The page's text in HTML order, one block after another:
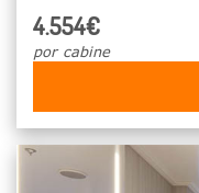
4.554€
por cabine